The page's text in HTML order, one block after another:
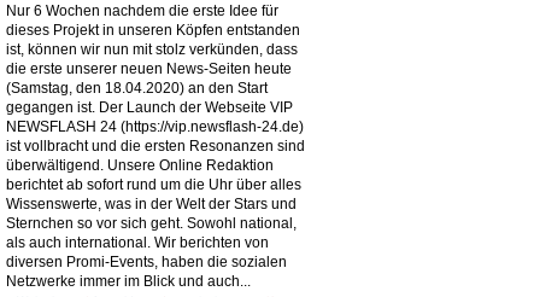
Nur 6 Wochen nachdem die erste Idee für
dieses Projekt in unseren Köpfen entstanden
ist, können wir nun mit stolz verkünden, dass
die erste unserer neuen News-Seiten heute
(Samstag, den 18.04.2020) an den Start
gegangen ist. Der Launch der Webseite VIP
NEWSFLASH 24 (https://vip.newsflash-24.de)
ist vollbracht und die ersten Resonanzen sind
überwältigend. Unsere Online Redaktion
berichtet ab sofort rund um die Uhr über alles
Wissenswerte, was in der Welt der Stars und
Sternchen so vor sich geht. Sowohl national,
als auch international. Wir berichten von
diversen Promi-Events, haben die sozialen
Netzwerke immer im Blick und auch...